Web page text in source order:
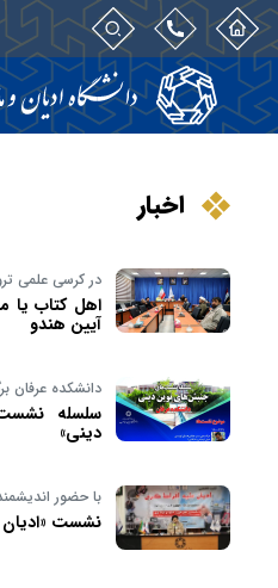
اخبار
در کرسی علمی
اهل کتاب یا
آیین هندو
دانشکده عرفان
سلسله
دینی»
با حضور
نشست «ادیان